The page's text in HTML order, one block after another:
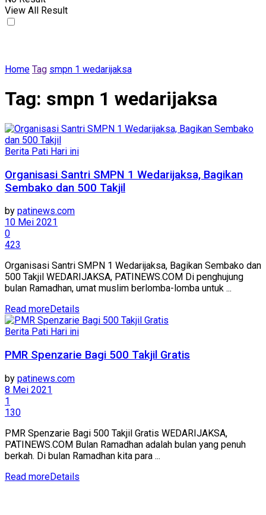
View All Result
Home Tag smpn 1 wedarijaksa
Tag: smpn 1 wedarijaksa
Berita Pati Hari ini
Organisasi Santri SMPN 1 Wedarijaksa, Bagikan
Sembako dan 500 Takjil
by patinews.com
10 Mei 2021
0
423
Organisasi Santri SMPN 1 Wedarijaksa, Bagikan Sembako dan
500 Takjil WEDARIJAKSA, PATINEWS.COM Di penghujung
bulan Ramadhan, umat muslim berlomba-lomba untuk ...
Read moreDetails
Berita Pati Hari ini
PMR Spenzarie Bagi 500 Takjil Gratis
by patinews.com
8 Mei 2021
1
130
PMR Spenzarie Bagi 500 Takjil Gratis WEDARIJAKSA,
PATINEWS.COM Bulan Ramadhan adalah bulan yang penuh
berkah. Di bulan Ramadhan kita para ...
Read moreDetails